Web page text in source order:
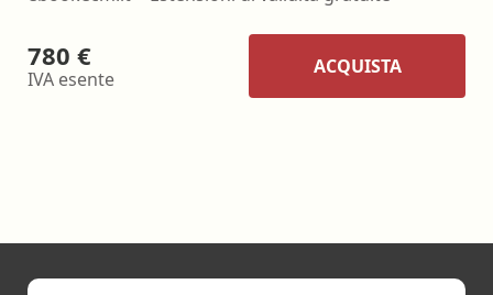
780 €
IVA esente
ACQUISTA